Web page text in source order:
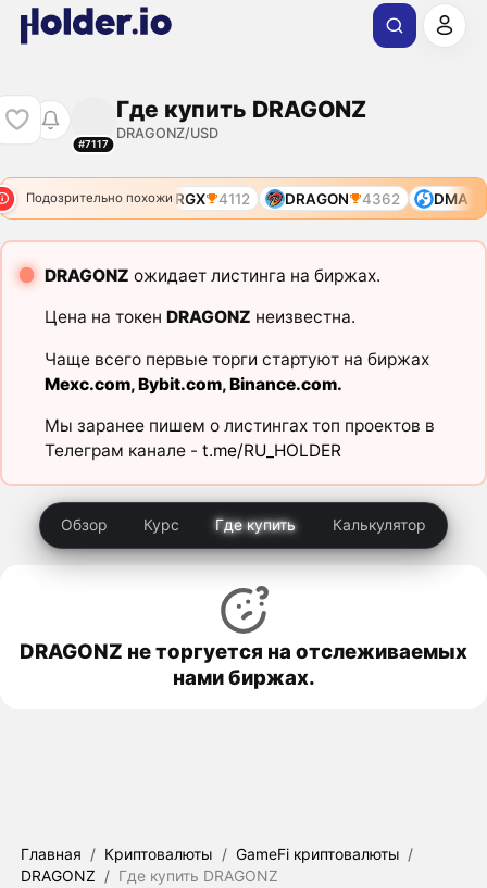
#7117
Где купить DRAGONZ
DRAGONZ/USD
Подозрительно похожиDRGX 4112 DRAGON 4362 DMA
DRAGONZ ожидает листинга на биржах.
Цена на токен DRAGONZ неизвестна.
Чаще всего первые торги стартуют на биржах
Mexc.com,Bybit.com,Binance.com.
Мы заранее пишем о листингах топ проектов в
Телеграм канале - t.me/RU_HOLDER
Обзор Курс Где купить Калькулятор
DRAGONZ не торгуется на отслеживаемых
нами биржах.
Главная / Криптовалюты / GameFi криптовалюты /
DRAGONZ / Где купить DRAGONZ